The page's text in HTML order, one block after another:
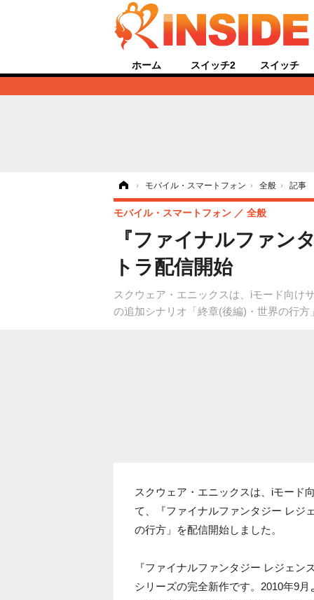
ホーム スイッチ2 スイッチ
› モバイル・スマートフォン › 全般 › 記事
『ファイナルファン
トラ配信開始
スクウェア・エニックスは、iモード向け
の追加シナリオ「終章(後編)・世界の行
モバイル・スマートフォン 全般
スクウェア・エニックスは、iモード
て、『ファイナルファンタジー レジ
の行方」を配信開始しました。
『ファイナルファンタジー レジェ
シリーズの完全新作です。2010年9